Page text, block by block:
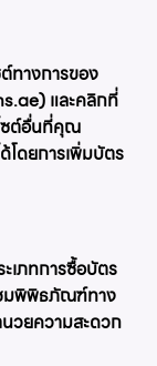
ทางการของ
และคลิกที่
ซต์อื่นที่คุณ
โดยการเพิ่มบัตร
เภทการซื้อบัตร
มพิพิธภัณฑ์ทาง
วยความสะดวก